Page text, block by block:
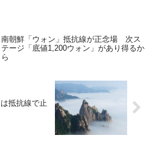
南朝鮮「ウォン」抵抗線が正念場 次ス
テージ「底値1,200ウォン」があり得るか
ら
抵抗線で止